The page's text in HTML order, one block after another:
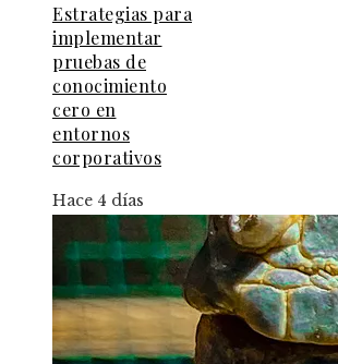
Estrategias para
implementar
pruebas de
conocimiento
cero en
entornos
corporativos
Hace 4 días